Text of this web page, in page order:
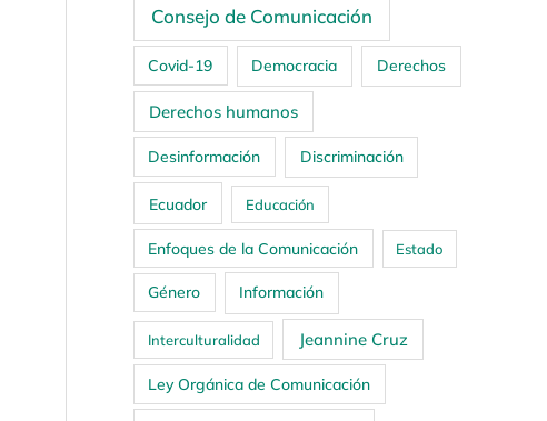
Consejo de Comunicación
Covid-19 Democracia Derechos
Derechos humanos
Desinformación Discriminación
Ecuador Educación
Enfoques de la Comunicación Estado
Género Información
Interculturalidad Jeannine Cruz
Ley Orgánica de Comunicación